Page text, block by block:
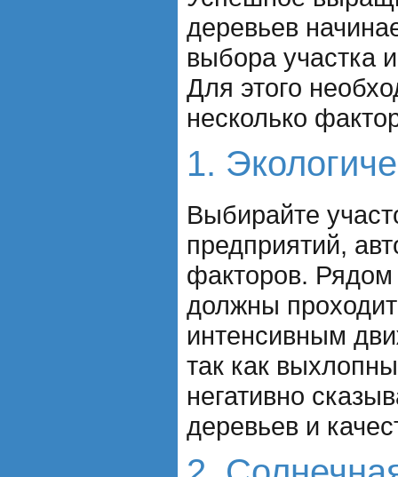
деревьев
выбора участка
Для этого
несколько
1.
Выбирайте
предприятий,
факторов.
должны
интенсивным
так как
негативно
деревьев и